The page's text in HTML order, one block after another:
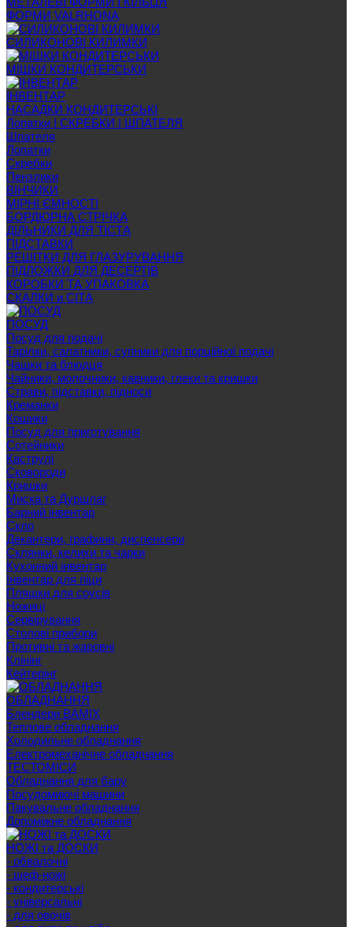
ФОРМИ VALRHONA
СИЛИКОНОВІ КИЛИМКИ
МІШКИ КОНДИТЕРСЬКИ
ІНВЕНТАР
НАСАДКИ КОНДИТЕРСЬКІ
Лопатки | СКРЕБКИ | ШПАТЕЛЯ
Шпателя
Лопатки
Скребки
Пензлики
ВІНЧИКИ
МІРНІ ЄМНОСТІ
БОРДЮРНА СТРІЧКА
ДІЛЬНИКИ ДЛЯ ТІСТА
ПІДСТАВКИ
РЕШІТКИ ДЛЯ ГЛАЗУРУВАННЯ
ПІДЛОЖКИ ДЛЯ ДЕСЕРТІВ
КОРОБКИ ТА УПАКОВКА
СКАЛКИ и СІТА
ПОСУД
Посуд для подачі
Тарілки, салатники, супники для порційної подачі
Чашки та блюдця
Чайники, молочники, кавники, глеки та кришки
Страви, підставки, підноси
Креманки
Кошики
Посуд для приготування
Сотейники
Каструлі
Сковороди
Кришки
Миска та Дуршлаг
Барний інвентар
Скло
Декантери, графини, диспенсери
Склянки, келихи та чарки
Кухонний інвентар
Інвентар для піци
Пляшки для соусів
Ножиці
Сервірування
Cтолові прибори
Противні та жаровні
Клінінг
Кейтерінг
ОБЛАДНАННЯ
Блендери BAMIX
Теплове обладнання
Холодильне обладнання
Електромеханічне обладнання
ТЕСТОМІСИ
Обладнання для бару
Посудомиючі машини
Пакувальне обладнання
Допоміжне обладнання
НОЖІ та ДОСКИ
- обвалочні
- шеф-ножі
- кондитерські
- універсальні
- для овочів